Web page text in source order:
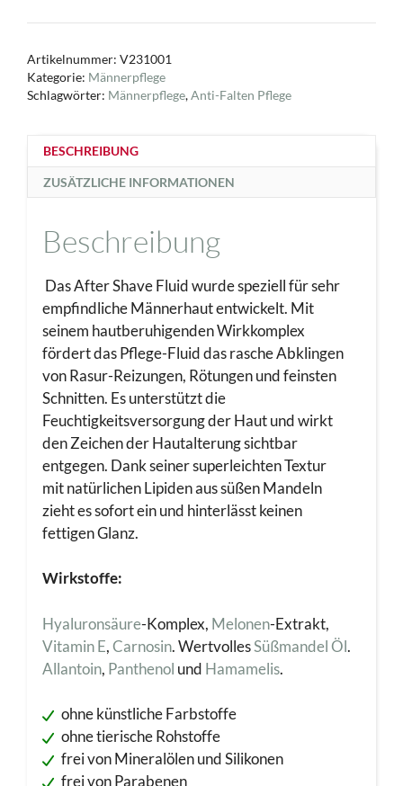
Fluide
Après
Rasage
Artikelnummer: V231001
Kategorie: Männerpflege
Schlagwörter: Männerpflege,Anti-Falten Pflege
BESCHREIBUNG
ZUSÄTZLICHE INFORMATIONEN
Beschreibung
Das After Shave Fluid wurde speziell für sehr
empfindliche Männerhaut entwickelt. Mit
seinem hautberuhigenden Wirkkomplex
fördert das Pflege-Fluid das rasche Abklingen
von Rasur-Reizungen, Rötungen und feinsten
Schnitten. Es unterstützt die
Feuchtigkeitsversorgung der Haut und wirkt
den Zeichen der Hautalterung sichtbar
entgegen. Dank seiner superleichten Textur
mit natürlichen Lipiden aus süßen Mandeln
zieht es sofort ein und hinterlässt keinen
fettigen Glanz.
Wirkstoffe:
Hyaluronsäure-Komplex, Melonen-Extrakt,
Vitamin E,Carnosin. WertvollesSüßmandel Öl.
Allantoin, Panthenol und Hamamelis.
ohne künstliche Farbstoffe
ohne tierische Rohstoffe
frei von Mineralölen und Silikonen
frei von Parabenen